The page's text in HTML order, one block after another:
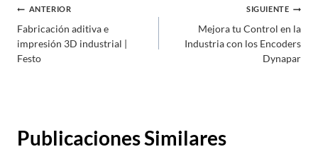
Navegación
de
entradas
ANTERIOR
Fabricación aditiva e
impresión 3D industrial |
Festo
SIGUIENTE
Mejora tu Control en la
Industria con los Encoders
Dynapar
Publicaciones Similares